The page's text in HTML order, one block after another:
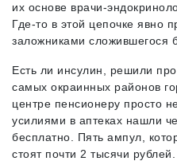
их основе врачи-
Где-то в этой цепочке явно
заложниками сложившегося
Есть ли инсулин, решили
самых окраинных районов
центре пенсионеру просто
усилиями в аптеках нашли
бесплатно. Пять ампул,
стоят почти 2 тысячи